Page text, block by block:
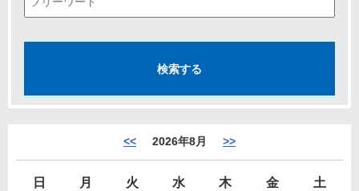
<< 2026年8月 >>
日 月 火 水 木 金
土